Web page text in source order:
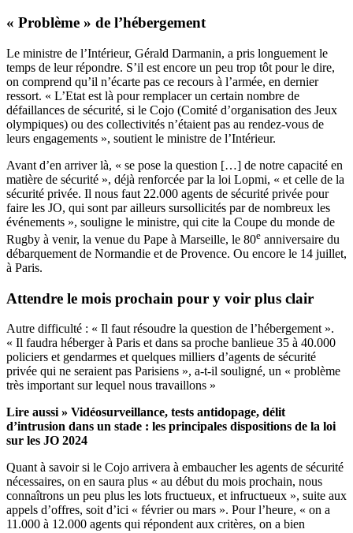
« Problème » de l’hébergement
Le ministre de l’Intérieur, Gérald Darmanin, a pris longuement le
temps de leur répondre. S’il est encore un peu trop tôt pour le dire,
on comprend qu’il n’écarte pas ce recours à l’armée, en dernier
ressort. « L’Etat est là pour remplacer un certain nombre de
défaillances de sécurité, si le Cojo (Comité d’organisation des Jeux
olympiques) ou des collectivités n’étaient pas au rendez-vous de
leurs engagements », soutient le ministre de l’Intérieur.
Avant d’en arriver là, « se pose la question […] de notre capacité en
matière de sécurité », déjà renforcée par la loi Lopmi, « et celle de la
sécurité privée. Il nous faut 22.000 agents de sécurité privée pour
faire les JO, qui sont par ailleurs sursollicités par de nombreux les
événements », souligne le ministre, qui cite la Coupe du monde de
Rugby à venir, la venue du Pape à Marseille, le 80e anniversaire du
débarquement de Normandie et de Provence. Ou encore le 14 juillet,
à Paris.
Attendre le mois prochain pour y voir plus clair
Autre difficulté : « Il faut résoudre la question de l’hébergement ».
« Il faudra héberger à Paris et dans sa proche banlieue 35 à 40.000
policiers et gendarmes et quelques milliers d’agents de sécurité
privée qui ne seraient pas Parisiens », a-t-il souligné, un « problème
très important sur lequel nous travaillons »
Lire aussi » Vidéosurveillance, tests antidopage, délit
d’intrusion dans un stade : les principales dispositions de la loi
sur les JO 2024
Quant à savoir si le Cojo arrivera à embaucher les agents de sécurité
nécessaires, on en saura plus « au début du mois prochain, nous
connaîtrons un peu plus les lots fructueux, et infructueux », suite aux
appels d’offres, soit d’ici « février ou mars ». Pour l’heure, « on a
11.000 à 12.000 agents qui répondent aux critères, on a bien